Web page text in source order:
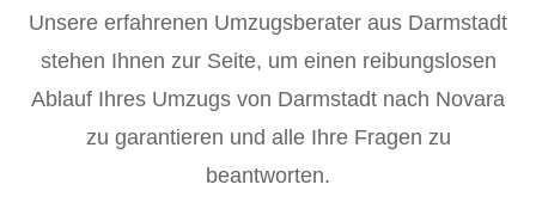
Unsere erfahrenen Umzugsberater aus Darmstadt
stehen Ihnen zur Seite, um einen reibungslosen
Ablauf Ihres Umzugs von Darmstadt nach Novara
zu garantieren und alle Ihre Fragen zu
beantworten.